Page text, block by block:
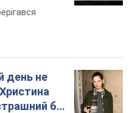
день не
бік